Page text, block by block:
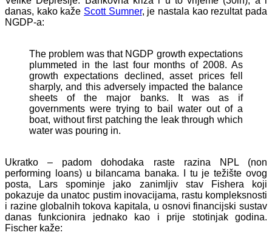
danas, kako kaže Scott Sumner, je nastala kao rezultat pada
NGDP-a:
The problem was that NGDP growth expectations
plummeted in the last four months of 2008. As
growth expectations declined, asset prices fell
sharply, and this adversely impacted the balance
sheets of the major banks. It was as if
governments were trying to bail water out of a
boat, without first patching the leak through which
water was pouring in.
Ukratko – padom dohodaka raste razina NPL (non
performing loans) u bilancama banaka. I tu je težište ovog
posta, Lars spominje jako zanimljiv stav Fishera koji
pokazuje da unatoc pustim inovacijama, rastu kompleksnosti
i razine globalnih tokova kapitala, u osnovi financijski sustav
danas funkcionira jednako kao i prije stotinjak godina.
Fischer kaže: